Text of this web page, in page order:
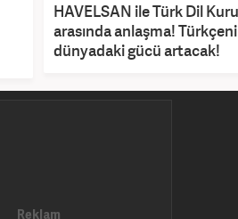
HAVELSAN ile Türk Dil
arasında anlaşma!
dünyadaki gücü artacak!